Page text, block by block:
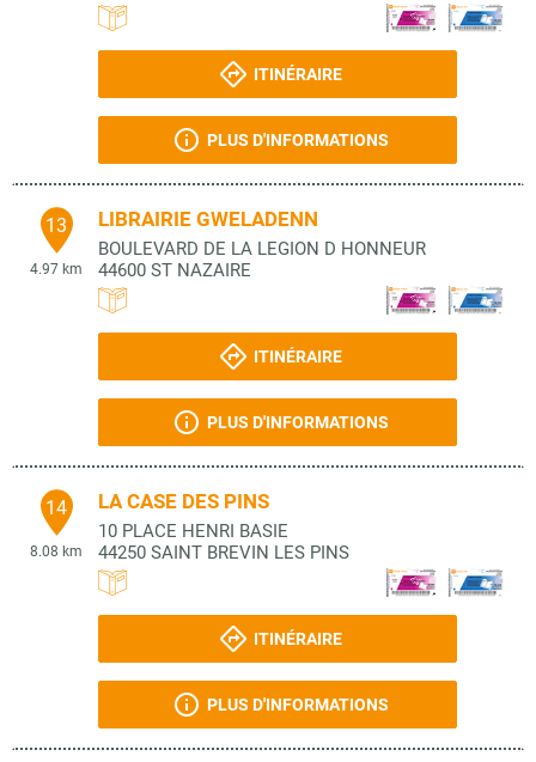
ITINÉRAIRE
PLUS D'INFORMATIONS
13
4.97 km
LIBRAIRIE GWELADENN
BOULEVARD DE LA LEGION D HONNEUR
44600 ST NAZAIRE
ITINÉRAIRE
PLUS D'INFORMATIONS
14
8.08 km
LA CASE DES PINS
10 PLACE HENRI BASIE
44250 SAINT BREVIN LES PINS
ITINÉRAIRE
PLUS D'INFORMATIONS